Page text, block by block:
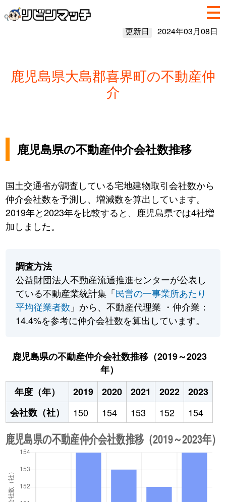
更新日 2024年03月08日
鹿児島県大島郡喜界町の不動産仲
介
鹿児島県の不動産仲介会社数推移
国土交通省が調査している宅地建物取引会社数から
仲介会社数を予測し、増減数を算出しています。
2019年と2023年を比較すると、鹿児島県では4社増
加しました。
調査方法
公益財団法人不動産流通推進センターが公表し
ている不動産業統計集「民営の一事業所あたり
平均従業者数 」から、不動産代理業 ・仲介業：
14.4%を参考に仲介会社数を算出しています。
鹿児島県の不動産仲介会社数推移（2019～2023
年）
年度（年）
2019 2020 2021 2022
2023
会社数（社）
150 154 153 152 154